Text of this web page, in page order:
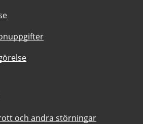
och andra störningar